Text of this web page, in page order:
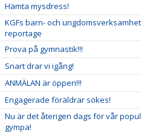
Hämta mysdress!
KGFs barn- och
reportage
Prova på gymnastik!!!
Snart drar vi igång!
ANMÄLAN är öppen!!!
Engagerade föräldrar sökes!
Nu är det återigen dags för vår
gympa!